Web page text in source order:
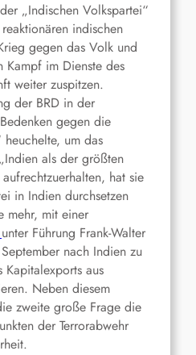
„Indischen Volkspartei“
indischen
gegen das Volk und
Kampf im Dienste des
weiter zuspitzen.
der BRD in der
gegen die
um das
als der größten
hat sie
in Indien durchsetzen
mehr, mit einer
unter Führung Frank-Walter
nach Indien zu
aus
Neben diesem
zweite große Frage die
der Terrorabwehr